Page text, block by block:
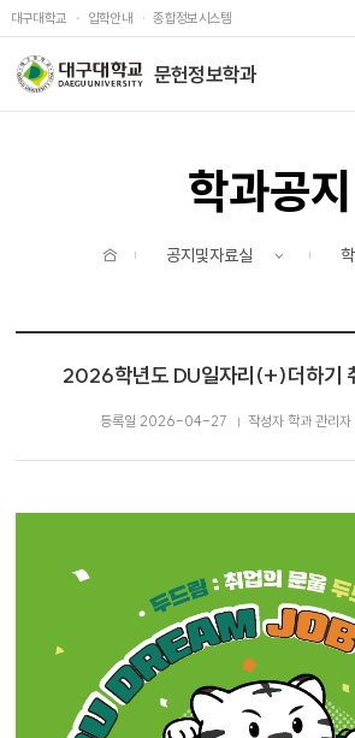
본문 바로가기
주메뉴 바로가기
대구대학교 입학안내 종합정보시스템
문헌정보학과
학과공지
공지및자료실
2026학년도 DU일자리(+)더하기
등록일 2026-04-27 작성자 학과 관리자